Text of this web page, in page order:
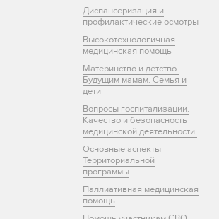
Диспансеризация и
профилактические осмотры
Высокотехнологичная
медицинская помощь
Материнство и детство.
Будущим мамам. Семья и
дети
Вопросы госпитализации.
Качество и безопасность
медицинской деятельности.
Основные аспекты
Территориальной
программы
Паллиативная медицинская
помощь